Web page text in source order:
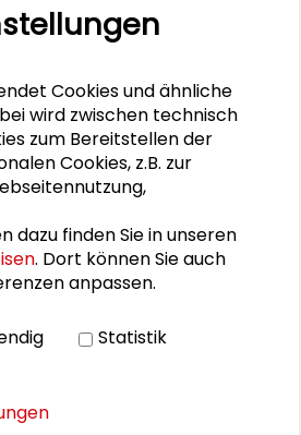
integriert werden?
Partizipation tragen dazu bei,
1996 im Mittelpunkt der
im Praxisbezug“ der
Beiträgen aus Wissenschaft
Dialog-Heft ein Forum für den
zu vertiefen und
Cookies und ähnliche
wird zwischen technisch
zum Bereitstellen der
Cookies, z.B. zur
dazu finden Sie in unseren
. Dort können Sie auch
anpassen.
Statistik